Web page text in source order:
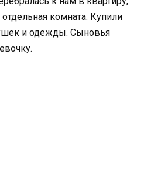
комната. Купили
и одежды. Сыновья